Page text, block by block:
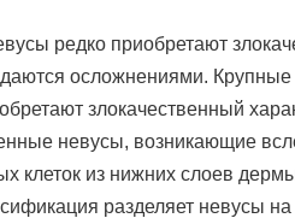
редко приобретают
осложнениями. Крупные
злокачественный
невусы, возникающие
клеток из нижних слоев
разделяет невусы